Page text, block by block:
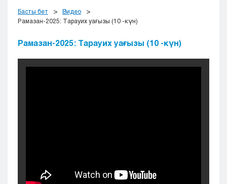
Атырау
Караганда
Костанай
Усть-Каменогорск
Басты бет
Видео
Рамазан-2025: Тарауих уағызы (10 -күн)
Рамазан-2025: Тарауих уағызы (10 -күн)